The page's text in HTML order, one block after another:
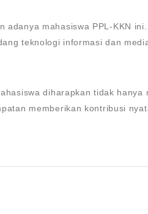
adanya mahasiswa PPL-KKN
teknologi informasi dan
diharapkan tidak
memberikan kontribusi